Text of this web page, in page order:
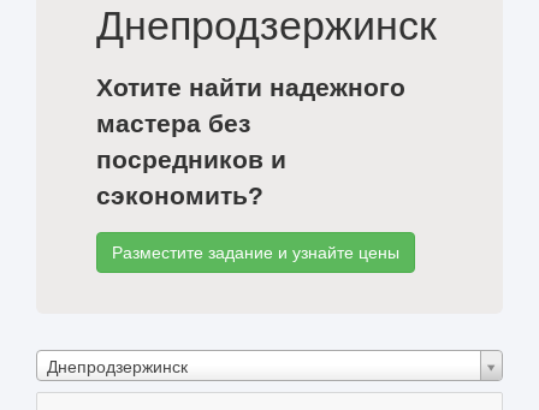
Днепродзержинск
Хотите найти надежного
мастера без
посредников и
сэкономить?
Разместите задание и узнайте цены
Днепродзержинск